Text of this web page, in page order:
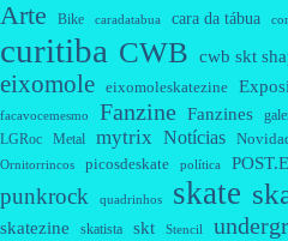
Arte Bike caradatabua cara da tábua
curitiba CWB cwb skt
eixomole eixomoleskatezine
facavocemesmo Fanzine Fanzines
LGRoc Metal mytrix Notícias
Ornitorrincos picosdeskate política POST.E
punkrock quadrinhos skate
skatezine skatista skt Stencil